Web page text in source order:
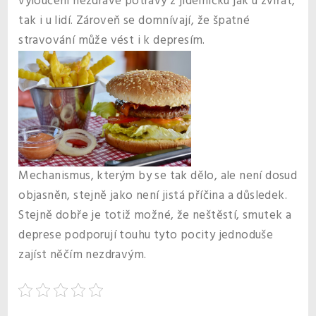
tak i u lidí. Zároveň se domnívají, že špatné
stravování může vést i k depresím.
Mechanismus, kterým by se tak dělo, ale není dosud
objasněn, stejně jako není jistá příčina a důsledek.
Stejně dobře je totiž možné, že neštěstí, smutek a
deprese podporují touhu tyto pocity jednoduše
zajíst něčím nezdravým.